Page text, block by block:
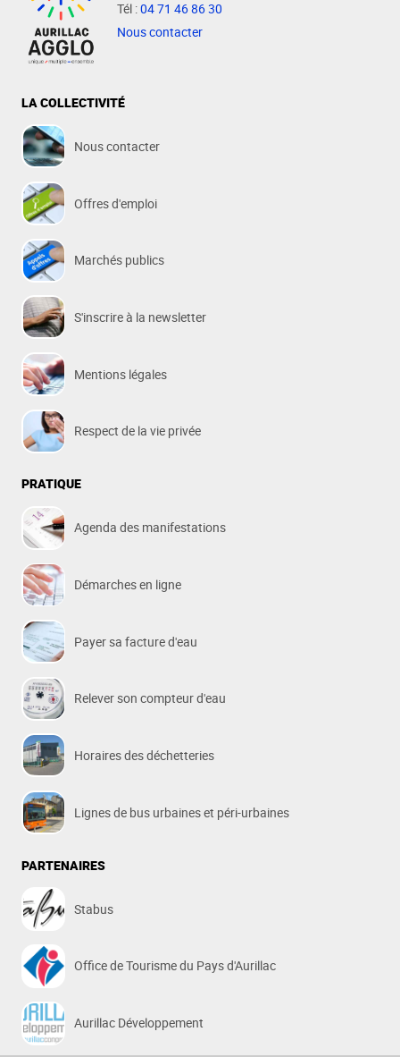
Tél :04 71 46 86 30
Nous contacter
LA COLLECTIVITÉ
Nous contacter
Offres d'emploi
Marchés publics
S'inscrire à la newsletter
Mentions légales
Respect de la vie privée
PRATIQUE
Agenda des manifestations
Démarches en ligne
Payer sa facture d'eau
Relever son compteur d'eau
Horaires des déchetteries
Lignes de bus urbaines et péri-urbaines
PARTENAIRES
Stabus
Office de Tourisme du Pays d'Aurillac
Aurillac Développement